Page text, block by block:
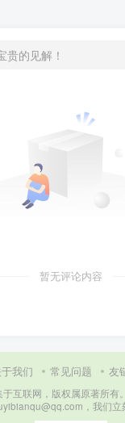
贵的见解！
暂无评论内容
我们 常见问题 友
互联网，版权属原著所有
，我们立